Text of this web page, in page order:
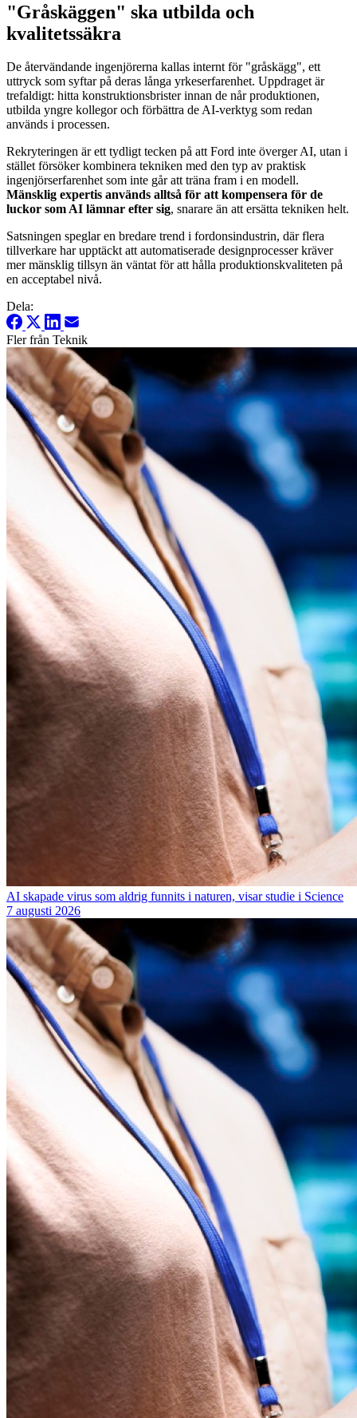
"Gråskäggen" ska utbilda och
kvalitetssäkra
De återvändande ingenjörerna kallas internt för "gråskägg", ett
uttryck som syftar på deras långa yrkeserfarenhet. Uppdraget är
trefaldigt: hitta konstruktionsbrister innan de når produktionen,
utbilda yngre kollegor och förbättra de AI-verktyg som redan
används i processen.
Rekryteringen är ett tydligt tecken på att Ford inte överger AI, utan i
stället försöker kombinera tekniken med den typ av praktisk
ingenjörserfarenhet som inte går att träna fram i en modell.
Mänsklig expertis används alltså för att kompensera för de
luckor som AI lämnar efter sig, snarare än att ersätta tekniken helt.
Satsningen speglar en bredare trend i fordonsindustrin, där flera
tillverkare har upptäckt att automatiserade designprocesser kräver
mer mänsklig tillsyn än väntat för att hålla produktionskvaliteten på
en acceptabel nivå.
Dela:
Fler från Teknik
AI skapade virus som aldrig funnits i naturen, visar studie i Science
7 augusti 2026